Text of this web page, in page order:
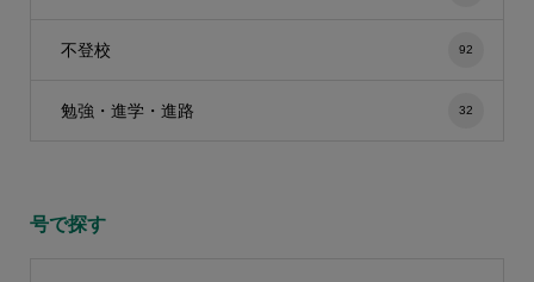
不登校 92
勉強・進学・進路 32
号で探す